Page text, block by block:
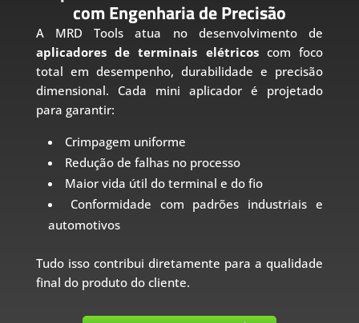
com Engenharia de Precisão
A MRD Tools atua no desenvolvimento de
aplicadores de terminais elétricoscom foco
total em desempenho, durabilidade e precisão
dimensional. Cada mini aplicador é projetado
para garantir:
Crimpagem uniforme
Redução de falhas no processo
Maior vida útil do terminal e do fio
Conformidade com padrões industriais e
automotivos
Tudo isso contribui diretamente para a qualidade
final do produto do cliente.